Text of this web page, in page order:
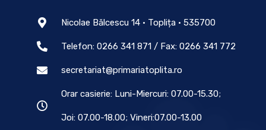
Nicolae Bălcescu 14 • Toplița • 535700
Telefon: 0266 341 871 / Fax: 0266 341 772
secretariat@primariatoplita.ro
Orar casierie: Luni-Miercuri: 07.00-15.30;
Joi: 07.00-18.00; Vineri:07.00-13.00